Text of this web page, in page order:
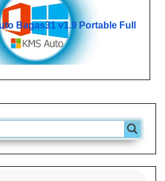
Bagas31​ v1.9 Portable Full